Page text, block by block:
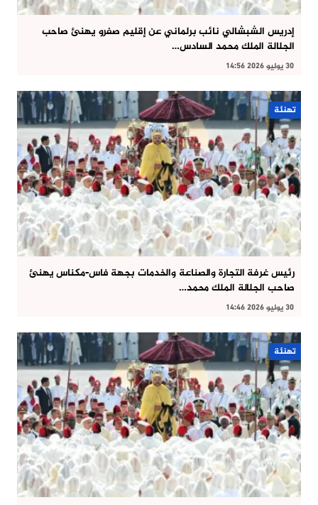
إدريس الشبشالي نائب برلماني عن إقليم صفرو يهنئ صاحب
الجلالة الملك محمد السادس…
30 يوليو 2026 14:56
تهنئة
رئيس غرفة التجارة والصناعة والخدمات بجهة فاس-مكناس يهنئ
صاحب الجلالة الملك محمد…
30 يوليو 2026 14:46
تهنئة